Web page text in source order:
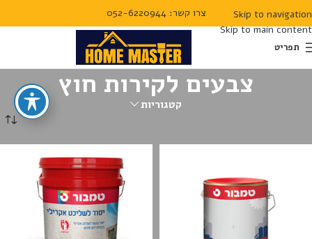
Skip to navigation
Skip to main content
צרו קשר: 052-6220944
תפריט
צבעים לקירות חוץ
קטגוריות